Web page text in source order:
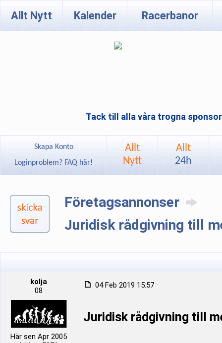
Allt Nytt Kalender Racerbanor
Tack till alla våra trogna
Skapa Konto
Loginproblem? FAQ här!
Allt
Nytt
Allt
24h
Företagsannonser
Juridisk rådgivning till
kolja
08
Här sen Apr 2005
04 Feb 2019 15:57
Juridisk rådgivning till